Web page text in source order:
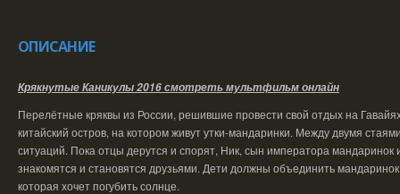
ОПИСАНИЕ
Крякнутые Каникулы 2016 смотреть мультфильм онлайн
Перелётные кряквы из России, решившие провести свой отдых на
китайский остров, на котором живут утки-мандаринки. Между двумя
ситуаций. Пока отцы дерутся и спорят, Ник, сын императора мандаринок
знакомятся и становятся друзьями. Дети должны объединить
которая хочет погубить солнце.